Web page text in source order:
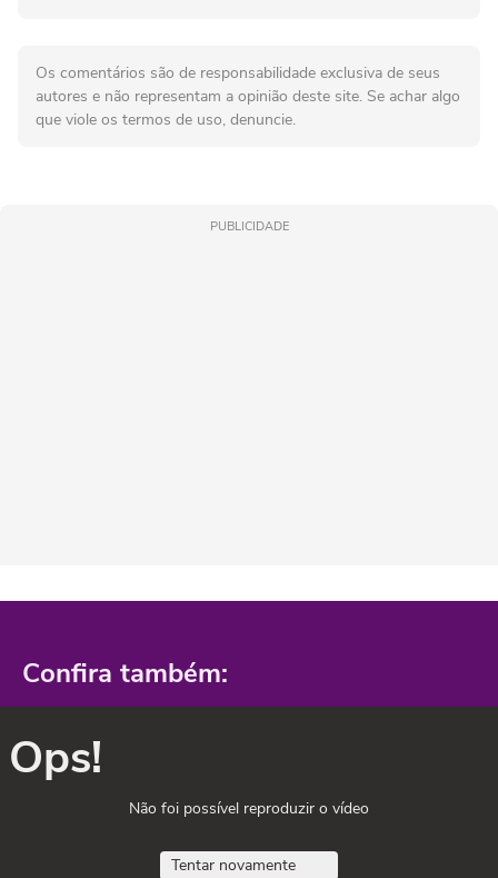
Os comentários são de responsabilidade exclusiva de seus
autores e não representam a opinião deste site. Se achar algo
que viole os termos de uso, denuncie.
PUBLICIDADE
Confira também:
Ops!
Não foi possível reproduzir o vídeo
Tentar novamente